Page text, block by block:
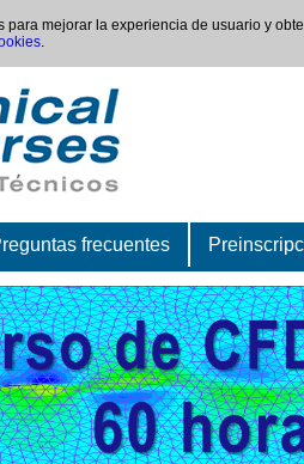
para mejorar la experiencia de usuario y
.
frecuentes